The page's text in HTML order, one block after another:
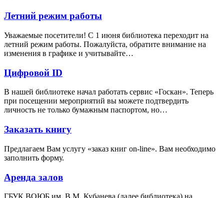
Летний режим работы
Уважаемые посетители! С 1 июня библиотека переходит на
летний режим работы. Пожалуйста, обратите внимание на
изменения в графике и учитывайте…
Цифровой ID
В нашей библиотеке начал работать сервис «Госкан». Теперь
при посещении мероприятий вы можете подтвердить
личность не только бумажным паспортом, но…
Заказать книгу
Предлагаем Вам услугу «заказ книг on-line». Вам необходимо
заполнить форму.
Аренда залов